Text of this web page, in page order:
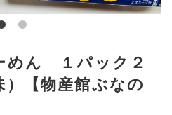
めん １パック２
【物産館ぶなの